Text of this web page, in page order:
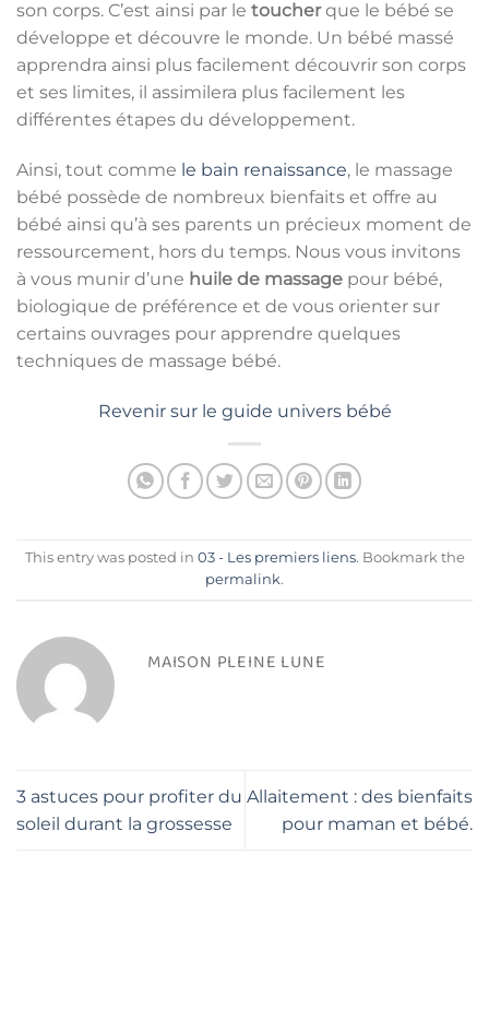
son corps. C’est ainsi par le toucherque le bébé se
développe et découvre le monde. Un bébé massé
apprendra ainsi plus facilement découvrir son corps
et ses limites, il assimilera plus facilement les
différentes étapes du développement.
Ainsi, tout comme le bain renaissance, le massage
bébé possède de nombreux bienfaits et offre au
bébé ainsi qu’à ses parents un précieux moment de
ressourcement, hors du temps. Nous vous invitons
à vous munir d’une huile de massage pour bébé,
biologique de préférence et de vous orienter sur
certains ouvrages pour apprendre quelques
techniques de massage bébé.
Revenir sur le guide univers bébé
This entry was posted in 03 - Les premiers liens. Bookmark the
permalink.
MAISON PLEINE LUNE
3 astuces pour profiter du
soleil durant la grossesse
Allaitement : des bienfaits
pour maman et bébé.